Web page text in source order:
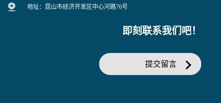
地址：昆山市经济开发区中心河路76号
即刻联系我们吧！
提交留言